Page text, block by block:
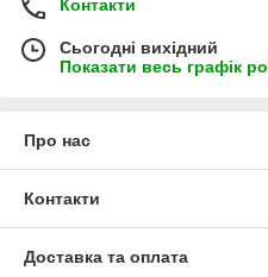
Контакти
Сьогодні вихідний
Показати весь графік
Про нас
Контакти
Доставка та оплата